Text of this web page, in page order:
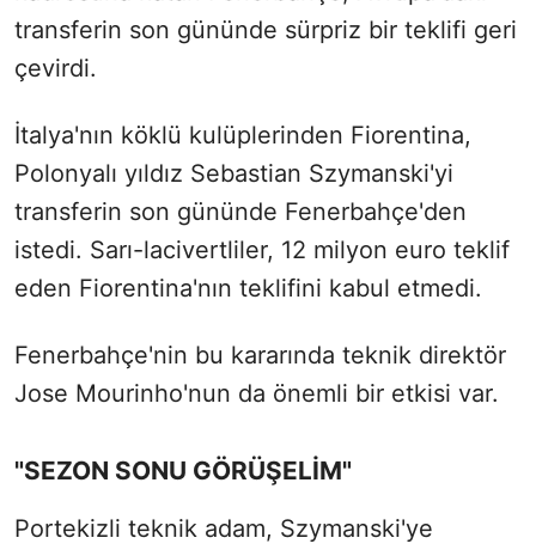
transferin son gününde sürpriz bir teklifi geri
çevirdi.
İtalya'nın köklü kulüplerinden Fiorentina,
Polonyalı yıldız Sebastian Szymanski'yi
transferin son gününde Fenerbahçe'den
istedi. Sarı-lacivertliler, 12 milyon euro teklif
eden Fiorentina'nın teklifini kabul etmedi.
Fenerbahçe'nin bu kararında teknik direktör
Jose Mourinho'nun da önemli bir etkisi var.
"SEZON SONU GÖRÜŞELİM"
Portekizli teknik adam, Szymanski'ye